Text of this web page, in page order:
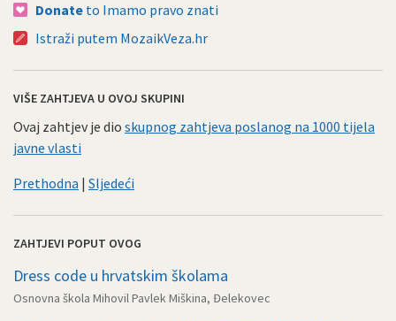
Donate to Imamo pravo znati
Istraži putem MozaikVeza.hr
VIŠE ZAHTJEVA U OVOJ SKUPINI
Ovaj zahtjev je dio skupnog zahtjeva poslanog na 1000 tijela
javne vlasti
Prethodna | Sljedeći
ZAHTJEVI POPUT OVOG
Dress code u hrvatskim školama
Osnovna škola Mihovil Pavlek Miškina, Đelekovec